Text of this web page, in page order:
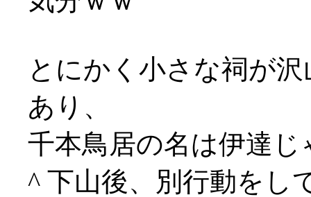
とにかく小さな祠が
あり、
千本鳥居の名は伊達
^ 下山後、別行動をし